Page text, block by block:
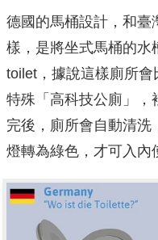
德國的馬桶設計，和臺
樣，是將坐式馬桶的水
toilet，據說這樣廁所
特殊「高科技公廁」，
完後，廁所會自動清
燈轉為綠色，才可入內